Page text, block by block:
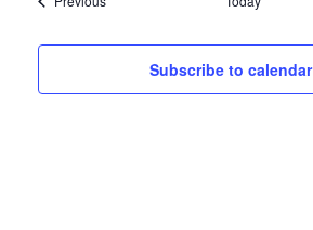
Subscribe to calendar